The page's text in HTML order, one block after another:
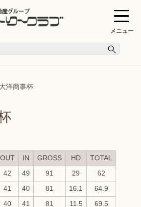
メニュー
大洋商事杯
OUT IN GROSS HD TOTAL
42 49 91 29 62
41 40 81 16.1 64.9
40 41 81 11.5 69.5